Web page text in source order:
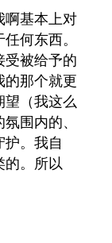
啊基本上对
何东西。
受被给予的
的那个就更
望（我这么
围内的、
。我自
的。所以